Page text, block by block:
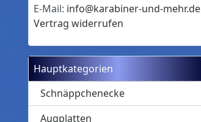
E-Mail: info@karabiner-und-mehr.de
Vertrag widerrufen
Hauptkategorien
Schnäppchenecke
Augplatten